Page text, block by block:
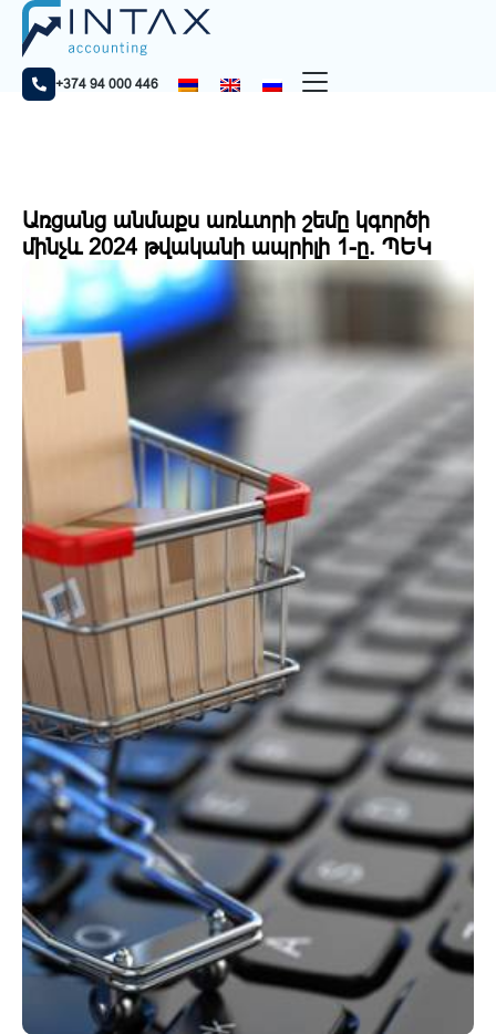
+374 94 000 446
Home
Առցանց անմաքս առևտրի շեմը կգործի մինչև 2024
թվականի ապրիլի 1-ը. ՊԵԿ
Առցանց անմաքս առևտրի շեմը կգործի
մինչև 2024 թվականի ապրիլի 1-ը. ՊԵԿ